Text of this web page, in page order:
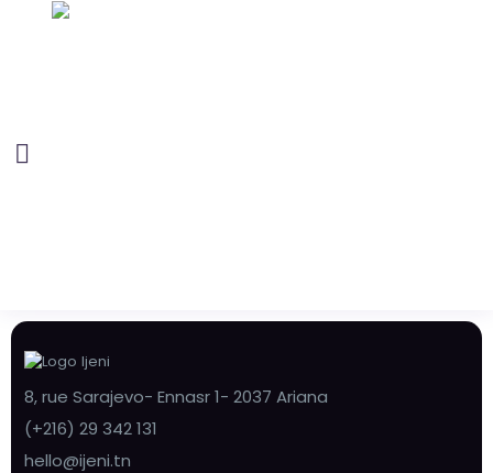
8, rue Sarajevo- Ennasr 1- 2037 Ariana
(+216) 29 342 131
hello@ijeni.tn